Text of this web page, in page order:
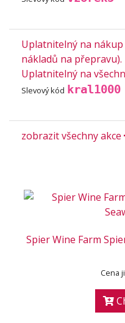
Uplatnitelný na nákup
nákladů na
Uplatnitelný na
Slevový kód kral1000
zobrazit všechny akce
Spier Wine Farm
Cena